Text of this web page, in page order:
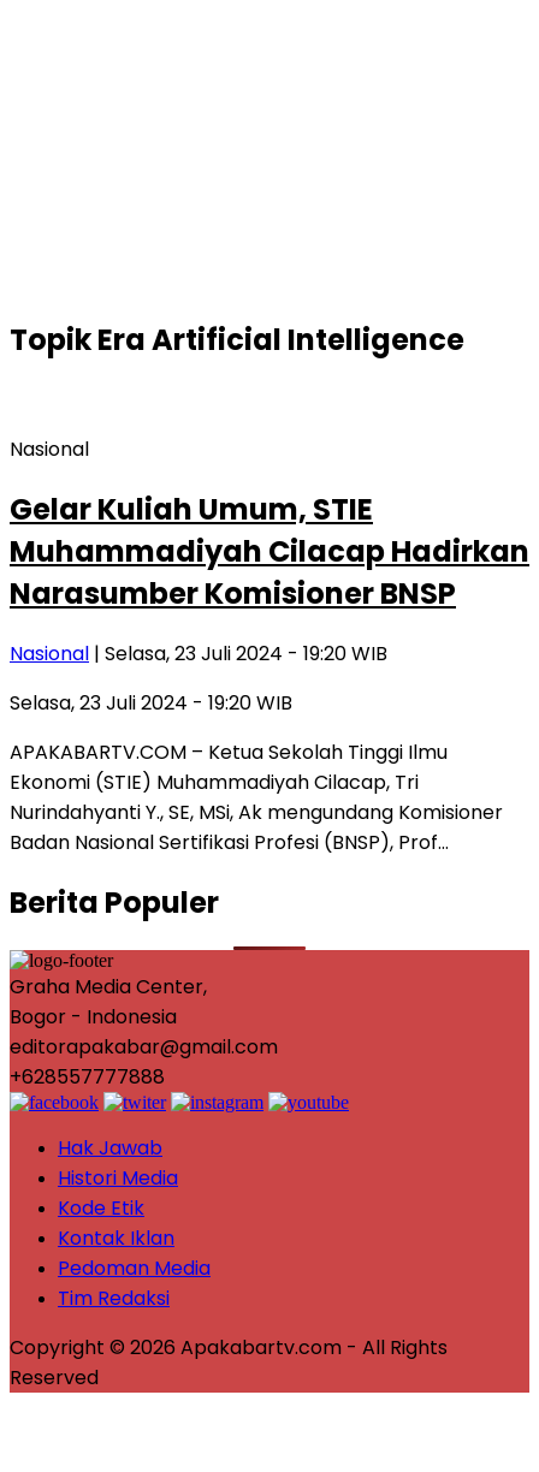
TopikEra Artificial Intelligence
Nasional
Gelar Kuliah Umum, STIE
Muhammadiyah Cilacap Hadirkan
Narasumber Komisioner BNSP
Nasional | Selasa, 23 Juli 2024 - 19:20 WIB
Selasa, 23 Juli 2024 - 19:20 WIB
APAKABARTV.COM – Ketua Sekolah Tinggi Ilmu
Ekonomi (STIE) Muhammadiyah Cilacap, Tri
Nurindahyanti Y., SE, MSi, Ak mengundang Komisioner
Badan Nasional Sertifikasi Profesi (BNSP), Prof…
Berita Populer
Graha Media Center,
Bogor - Indonesia
editorapakabar@gmail.com
+628557777888
Hak Jawab
Histori Media
Kode Etik
Kontak Iklan
Pedoman Media
Tim Redaksi
Copyright © 2026 Apakabartv.com - All Rights
Reserved